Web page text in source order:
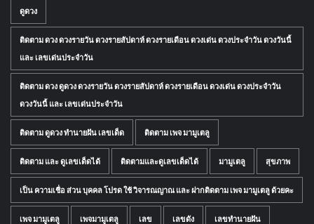
ดูดวง
ติดตาม ดวง ดวงรายวัน ดวงรายสัปดาห์ ดวงรายเดือน ดวงเด่น ดวงประจำวัน ดวงวันนี้
และ เลขเด่นประจำวัน
ติดตาม ดวง ดูดวง ดวงรายวัน ดวงรายสัปดาห์ ดวงรายเดือน ดวงเด่น ดวงประจำวัน
ดวงวันนี้ และ เลขเด่นประจำวัน
ติดตาม ดูดวง ทำนายฝัน เลขเด็ด ติดตาม เพจ มามูเตลู
ติดตาม และ ดูเลขเด็ดได้ ติดตามและดูเลขเด็ดได้ มามูเตลู สุขภาพ
เป็น ความเชื่อ ส่วน บุคคล โปรด ใช้ วิจารณญาณ และ ฝากติดตาม เพจ มามูเตลู ด้วยคะ
เพจ มามูเตลู เพจมามูเตลู เลข เลขดัง เลขทำนายฝัน